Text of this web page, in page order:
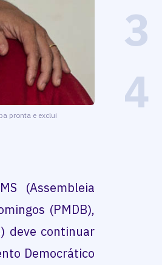
pronta e exclui
(Assembleia
(PMDB),
deve continuar
Democrático
3
4